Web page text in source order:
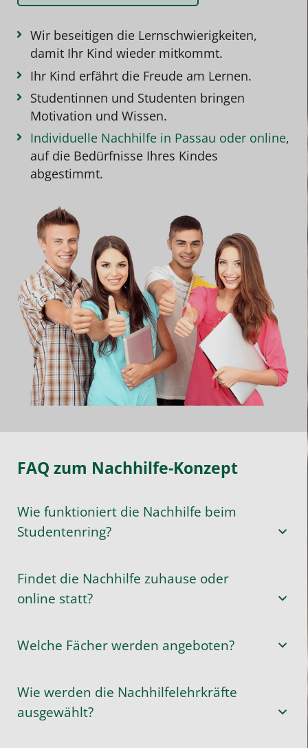
Wir beseitigen die Lernschwierigkeiten,
damit Ihr Kind wieder mitkommt.
Ihr Kind erfährt die Freude am Lernen.
Studentinnen und Studenten bringen
Motivation und Wissen.
Individuelle Nachhilfe in Passau oder online,
auf die Bedürfnisse Ihres Kindes
abgestimmt.
FAQ zum Nachhilfe-Konzept
Wie funktioniert die Nachhilfe beim
Studentenring?
Findet die Nachhilfe zuhause oder
online statt?
Welche Fächer werden angeboten?
Wie werden die Nachhilfelehrkräfte
ausgewählt?